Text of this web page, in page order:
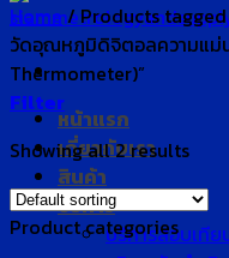
หน้าแรก
เกี่ยวกับเรา
สินค้า
บริการ
บริการสอบเที
Home /Products tagged
วัดอุณหภูมิดิจิตอลความแม่
Thermometer)”
Filter
Showing all 2 results
Product categories